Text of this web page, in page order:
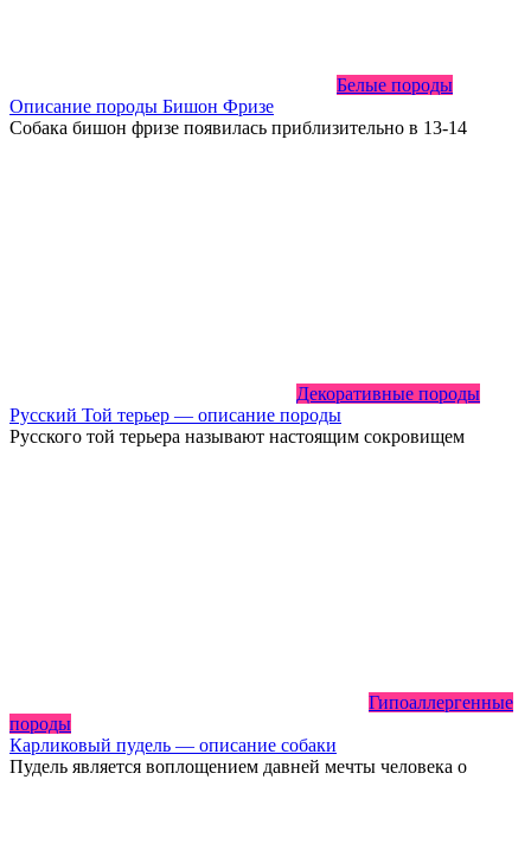
Белые породы
Описание породы Бишон Фризе
Собака бишон фризе появилась приблизительно в 13-14
Декоративные породы
Русский Той терьер — описание породы
Русского той терьера называют настоящим сокровищем
Гипоаллергенные
породы
Карликовый пудель — описание собаки
Пудель является воплощением давней мечты человека о